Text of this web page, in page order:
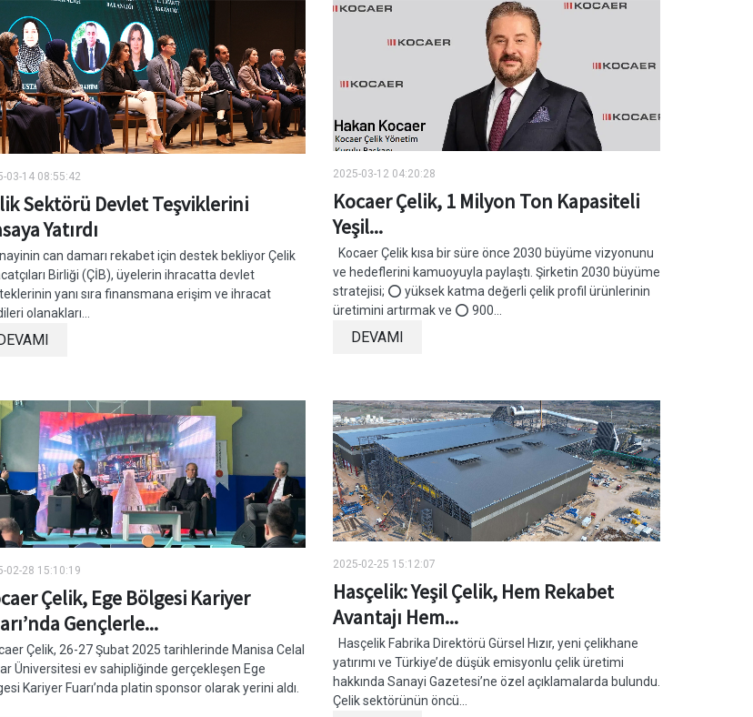
03-14 08:55:42
Sektörü Devlet Teşviklerini
Yatırdı
can damarı rekabet için destek bekliyor Çelik
Birliği (ÇİB), üyelerin ihracatta devlet
yanı sıra finansmana erişim ve ihracat
olanakları...
DEVAMI
2025-03-12 04:20:28
Kocaer Çelik, 1 Milyon Ton Kapasiteli
Yeşil...
Kocaer Çelik kısa bir süre önce 2030 büyüme vizyonunu
ve hedeflerini kamuoyuyla paylaştı. Şirketin 2030 büyüme
stratejisi; ⭕ yüksek katma değerli çelik profil ürünlerinin
üretimini artırmak ve ⭕ 900...
DEVAMI
02-28 15:10:19
Çelik, Ege Bölgesi Kariyer
Gençlerle...
Çelik, 26-27 Şubat 2025 tarihlerinde Manisa Celal
Üniversitesi ev sahipliğinde gerçekleşen Ege
Kariyer Fuarı’nda platin sponsor olarak yerini aldı.
2025-02-25 15:12:07
Hasçelik: Yeşil Çelik, Hem Rekabet
Avantajı Hem...
Hasçelik Fabrika Direktörü Gürsel Hızır, yeni çelikhane
yatırımı ve Türkiye’de düşük emisyonlu çelik üretimi
hakkında Sanayi Gazetesi’ne özel açıklamalarda bulundu.
Çelik sektörünün öncü...